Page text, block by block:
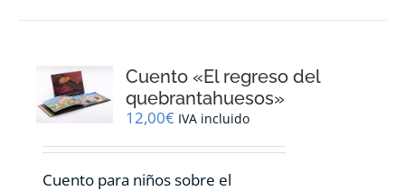
Cuento «El regreso del
quebrantahuesos»
12,00€ IVA incluido
Cuento para niños sobre el